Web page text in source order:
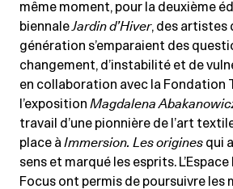
même moment, pour la deuxième
biennale Jardin d’Hiver, des artistes
génération s’emparaient des
changement, d’instabilité et de
en collaboration avec la Fondation
l’exposition Magdalena
travail d’une pionnière de l’art
place à Immersion. Les origines qui
sens et marqué les esprits.
Focus ont permis de poursuivre les